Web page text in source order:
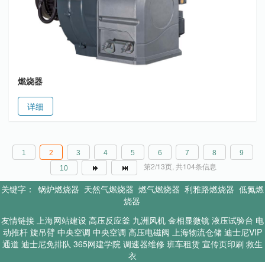
燃烧器
详细
1 2 3 4 5 6 7 8
9
10
第2/13页, 共104条信息
关键字： 锅炉燃烧器 天然气燃烧器 燃气燃烧器 利雅路燃烧器 低氮燃
烧器
友情链接 上海网站建设 高压反应釜 九洲风机 金相显微镜 液压试验台 电
动推杆 旋吊臂 中央空调 中央空调 高压电磁阀 上海物流仓储 迪士尼VIP
通道 迪士尼免排队 365网建学院 调速器维修 班车租赁 宣传页印刷 救生
衣